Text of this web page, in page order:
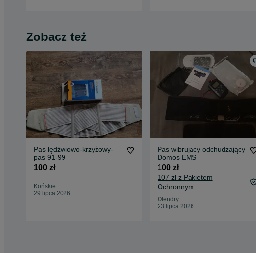
Zobacz też
Pas lędźwiowo-krzyżowy-
pas 91-99
100 zł
Końskie
29 lipca 2026
Pas wibrujacy odchudzający
Domos EMS
100 zł
107 zł z Pakietem
Ochronnym
Olendry
23 lipca 2026